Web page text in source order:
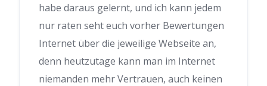
habe daraus gelernt, und ich kann jedem
nur raten seht euch vorher Bewertungen
Internet über die jeweilige Webseite an,
denn heutzutage kann man im Internet
niemanden mehr Vertrauen, auch keinen